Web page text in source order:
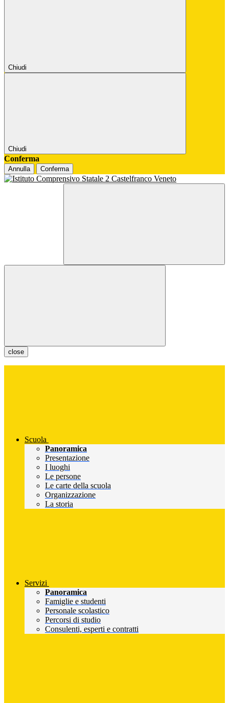
Chiudi
Chiudi
Conferma
Annulla Conferma
close
Scuola
Panoramica
Presentazione
I luoghi
Le persone
Le carte della scuola
Organizzazione
La storia
Servizi
Panoramica
Famiglie e studenti
Personale scolastico
Percorsi di studio
Consulenti, esperti e contratti